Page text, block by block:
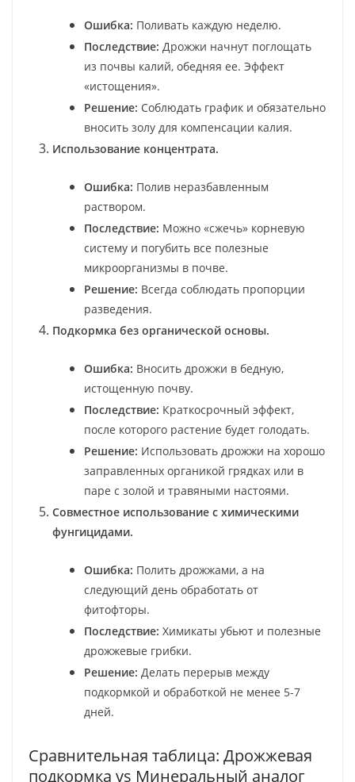
Ошибка: Поливать каждую неделю.
Последствие: Дрожжи начнут поглощать
из почвы калий, обедняя ее. Эффект
«истощения».
Решение: Соблюдать график и обязательно
вносить золу для компенсации калия.
Использование концентрата.
Ошибка: Полив неразбавленным
раствором.
Последствие: Можно «сжечь» корневую
систему и погубить все полезные
микроорганизмы в почве.
Решение: Всегда соблюдать пропорции
разведения.
Подкормка без органической основы.
Ошибка: Вносить дрожжи в бедную,
истощенную почву.
Последствие: Краткосрочный эффект,
после которого растение будет голодать.
Решение: Использовать дрожжи на хорошо
заправленных органикой грядках или в
паре с золой и травяными настоями.
Совместное использование с химическими
фунгицидами.
Ошибка: Полить дрожжами, а на
следующий день обработать от
фитофторы.
Последствие: Химикаты убьют и полезные
дрожжевые грибки.
Решение: Делать перерыв между
подкормкой и обработкой не менее 5-7
дней.
Сравнительная таблица: Дрожжевая
подкормка vs Минеральный аналог